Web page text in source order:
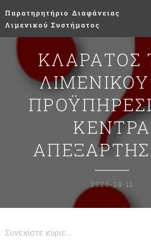
Παρατηρητήριο Διαφάνειας
Λιμενικού Συστήματος
ΚΛΑΡΑΤΟΣ
ΚΕΝΤΡΑ
2020-08-11
Συνεχίστε κύριε...